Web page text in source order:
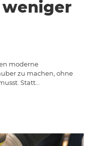
moderne
zu machen, ohne
Statt…